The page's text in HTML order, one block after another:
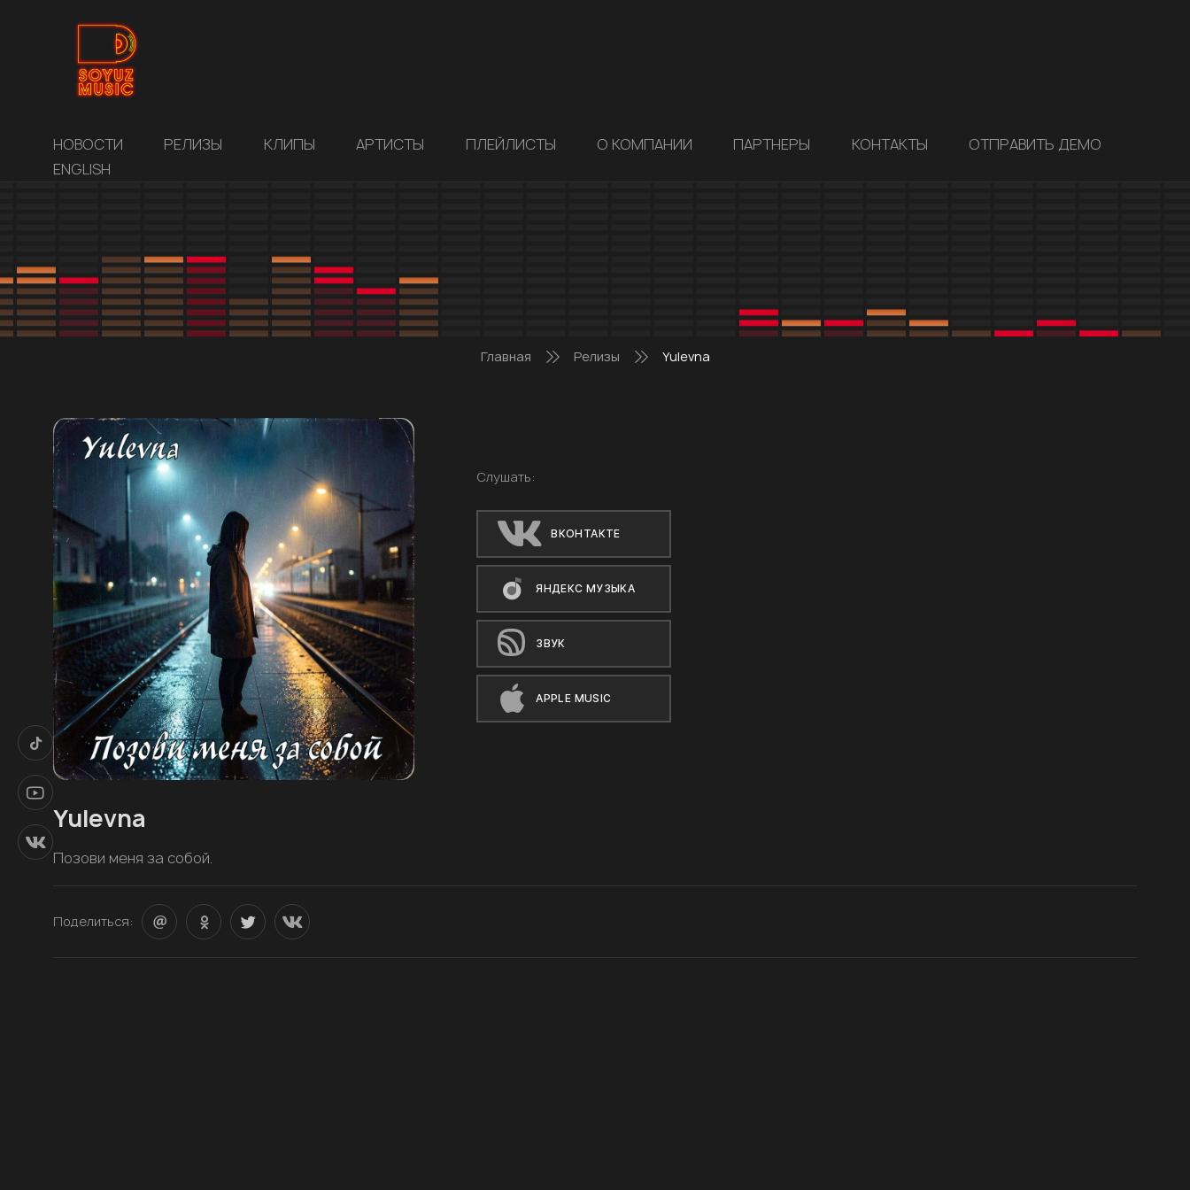
НОВОСТИ РЕЛИЗЫ КЛИПЫ АРТИСТЫ ПЛЕЙЛИСТЫ О КОМПАНИИ ПАРТНЕРЫ КОНТАКТЫ
ОТПРАВИТЬ ДЕМО
ENGLISH
Главная Релизы Yulevna
Слушать:
ВКОНТАКТЕ
ЯНДЕКС МУЗЫКА
ЗВУК
APPLE MUSIC
Yulevna
Позови меня за собой.
Поделиться: